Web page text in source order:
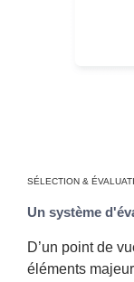
SÉLECTION &
Un système
D’un point de
éléments